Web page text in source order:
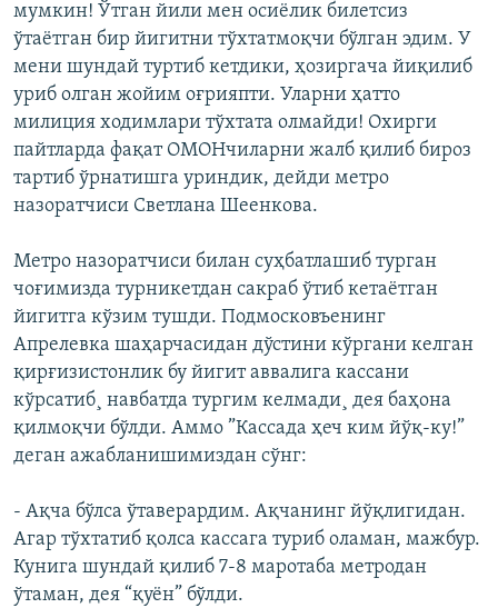
мумкин! Ўтган йили мен осиёлик билетсиз
ўтаётган бир йигитни тўхтатмоқчи бўлган эдим. У
мени шундай туртиб кетдики, ҳозиргача йиқилиб
уриб олган жойим оғрияпти. Уларни ҳатто
милиция ходимлари тўхтата олмайди! Охирги
пайтларда фақат ОМОНчиларни жалб қилиб бироз
тартиб ўрнатишга уриндик, дейди метро
назоратчиси Светлана Шеенкова.
Метро назоратчиси билан суҳбатлашиб турган
чоғимизда турникетдан сакраб ўтиб кетаётган
йигитга кўзим тушди. Подмосковъенинг
Апрелевка шаҳарчасидан дўстини кўргани келган
қирғизистонлик бу йигит аввалига кассани
кўрсатиб¸ навбатда тургим келмади¸ дея баҳона
қилмоқчи бўлди. Аммо ”Кассада ҳеч ким йўқ-ку!”
деган ажабланишимиздан сўнг:
- Ақча бўлса ўтаверардим. Ақчанинг йўқлигидан.
Агар тўхтатиб қолса кассага туриб оламан, мажбур.
Кунига шундай қилиб 7-8 маротаба метродан
ўтаман, дея “қуён” бўлди.